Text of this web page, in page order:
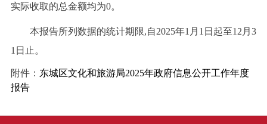
实际收取的总金额均为0。
本报告所列数据的统计期限,自2025年1月1日起至12月3
1日止。
附件： 东城区文化和旅游局2025年政府信息公开工作年度
报告